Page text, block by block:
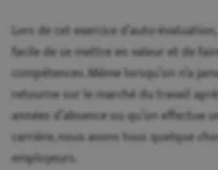
Lors de cet exercice d’auto-
facile de se mettre en valeur et de
compétences. Même lorsqu’on n’a
retourne sur le marché du travail
années d’absence ou qu’on effectue
carrière, nous avons tous quelque
employeurs.